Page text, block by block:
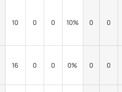
10 0 0 10% 0 0
16 0 0 0% 0 0